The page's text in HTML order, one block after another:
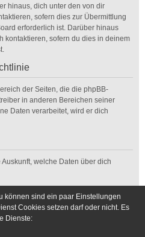
hinaus, dich unter den von dir
sofern dies zur Übermittlung
erforderlich ist. Darüber hinaus
kontaktieren, sofern du dies in deinem
der Seiten, die die phpBB-
in anderen Bereichen seiner
Daten verarbeitet, wird er dich
welche Daten über dich
können sind ein paar Einstellungen
Cookies setzen darf oder nicht. Es
Dienste: